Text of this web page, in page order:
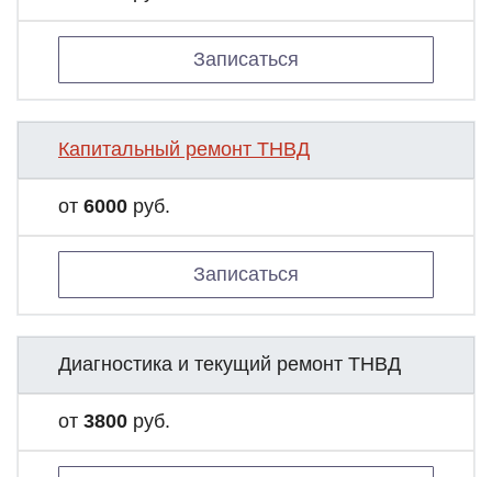
Записаться
Капитальный ремонт ТНВД
от 6000 руб.
Записаться
Диагностика и текущий ремонт ТНВД
от 3800 руб.